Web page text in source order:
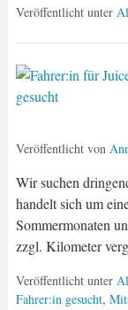
Veröffentlicht unter
Veröffentlicht von
Wir suchen
handelt sich um
Sommermonaten
zzgl. Kilometer
Veröffentlicht unter
Fahrer:in gesucht,